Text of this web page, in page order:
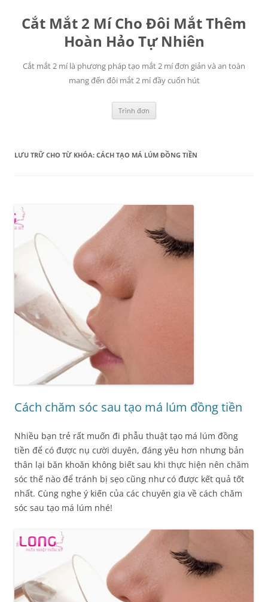
nội
dung
Cắt Mắt 2 Mí Cho Đôi Mắt Thêm
Hoàn Hảo Tự Nhiên
Cắt mắt 2 mí là phương pháp tạo mắt 2 mí đơn giản và an toàn
mang đến đôi mắt 2 mí đầy cuốn hút
Trình đơn
LƯU TRỮ CHO TỪ KHÓA: CÁCH TẠO MÁ LÚM ĐỒNG TIỀN
Cách chăm sóc sau tạo má lúm đồng tiền
Nhiều bạn trẻ rất muốn đi phẫu thuật tạo má lúm đồng
tiền để có được nụ cười duyên, đáng yêu hơn nhưng bản
thân lại băn khoăn không biết sau khi thực hiện nên chăm
sóc thế nào để tránh bị sẹo cũng như có được kết quả tốt
nhất. Cùng nghe ý kiến của các chuyên gia về cách chăm
sóc sau tạo má lúm nhé!